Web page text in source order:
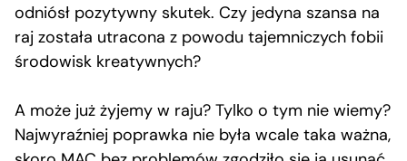
odniósł pozytywny skutek. Czy jedyna szansa na
raj została utracona z powodu tajemniczych fobii
środowisk kreatywnych?
A może już żyjemy w raju? Tylko o tym nie wiemy?
Najwyraźniej poprawka nie była wcale taka ważna,